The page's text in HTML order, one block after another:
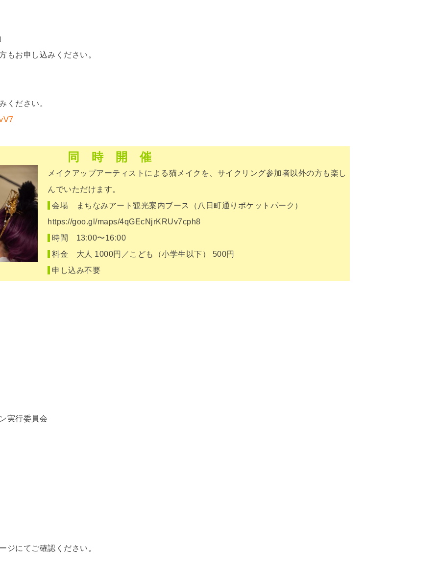
もお申し込みください。
ください。
同 時 開 催
メイクアップアーティストによる猫メイクを、サイクリング参加者以外の方も楽し
んでいただけます。
会場 まちなみアート観光案内ブース（八日町通りポケットパーク）
https://goo.gl/maps/4qGEcNjrKRUv7cph8
時間 13:00〜16:00
料金 大人 1000円／こども（小学生以下） 500円
申し込み不要
実行委員会
ジにてご確認ください。